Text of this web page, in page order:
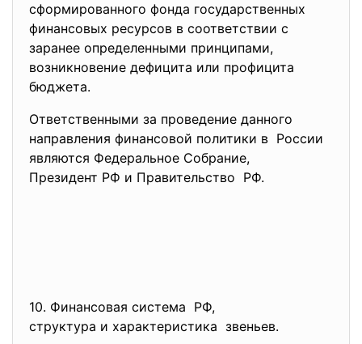
сформированного фонда государственных
финансовых ресурсов в соответствии с
заранее определенными принципами,
возникновение дефицита или профицита
бюджета.
Ответственными за проведение данного
направления финансовой политики в России
являются Федеральное Собрание,
Президент РФ и Правительство РФ.
10. Финансовая система РФ,
структура и характеристика звеньев.